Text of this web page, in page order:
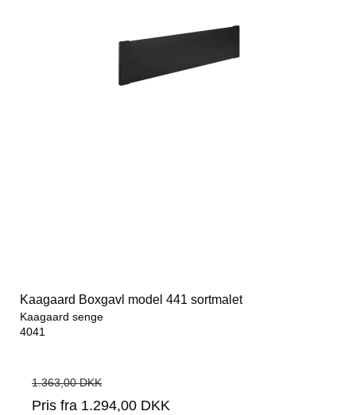
Kaagaard Boxgavl model 441 sortmalet
Kaagaard senge
4041
1.363,00 DKK
Pris fra 1.294,00 DKK